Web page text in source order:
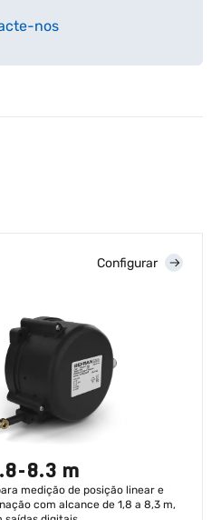
nos
Configurar
8.3 m
medição de posição linear e
com alcance de 1,8 a 8,3 m,